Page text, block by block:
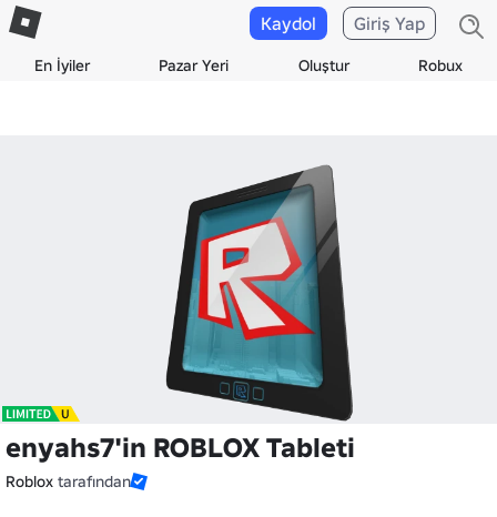
En İyiler Pazar Yeri Oluştur Robux
Kaydol Giriş Yap
enyahs7'in ROBLOX Tableti
Roblox tarafından